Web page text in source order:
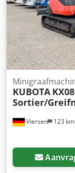
Viersen 123 km
KUBOTA
Sortier/